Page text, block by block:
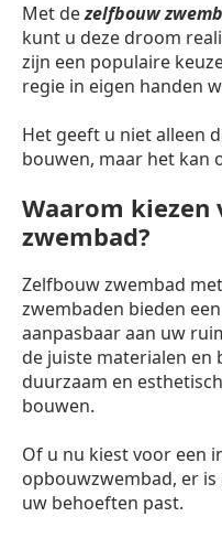
Met dezelfbouw
kunt u deze droom
zijn een populaire
regie in eigen handen
Het geeft u niet alleen
bouwen, maar het kan
Waarom kiezen
zwembad?
Zelfbouw zwembad
zwembaden bieden
aanpasbaar aan uw
de juiste materialen en
duurzaam en
bouwen.
Of u nu kiest voor een
opbouwzwembad, er
uw behoeften past.